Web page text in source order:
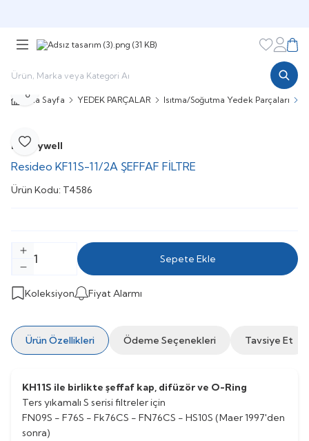
Favorilerim
Ana Sayfa YEDEK PARÇALAR Isıtma/Soğutma Yedek Parçaları
Favoriye Ekle
Paylaş
Honeywell
Resideo KF11S-11/2A ŞEFFAF FİLTRE
Ürün Kodu: T4586
Sepete Ekle
Koleksiyon Fiyat Alarmı
Ürün Özellikleri Ödeme Seçenekleri Tavsiye Et
KH11S ile birlikte şeffaf kap, difüzör ve O-Ring
Ters yıkamalı S serisi filtreler için
FN09S - F76S - Fk76CS - FN76CS - HS10S (Maer 1997'den
sonra)